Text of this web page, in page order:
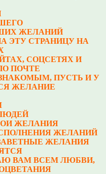
ЖЕЛАНИЙ
ЭТУ СТРАНИЦУ НА
СОЦСЕТЯХ И
ПОЧТЕ
ПУСТЬ И У
ЖЕЛАНИЕ
ЖЕЛАНИЯ
ЖЕЛАНИЙ
ЖЕЛАНИЯ
ВАМ ВСЕМ ЛЮБВИ,